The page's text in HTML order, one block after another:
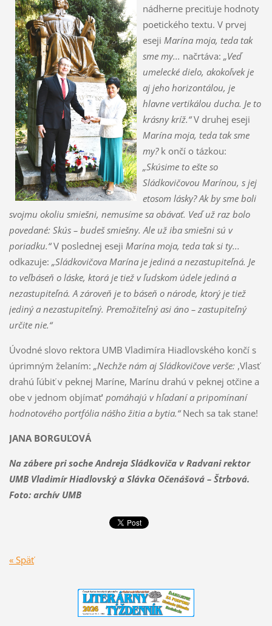
nádherne preciťuje hodnoty
poetického textu. V prvej
eseji Marína moja, teda tak
sme my... načrtáva: „Veď
umelecké dielo, akokoľvek je
aj jeho horizontálou, je
hlavne vertikálou ducha. Je to
krásny kríž.“V druhej eseji
Marína moja, teda tak sme
my? k ončí o tázkou:
„Skúsime to ešte so
Sládkovičovou Marínou, s jej
etosom lásky? Ak by sme boli
svojmu okoliu smiešni, nemusíme sa obávať. Veď už raz bolo
povedané: Skús – budeš smiešny. Ale už iba smiešni sú v
poriadku.“V poslednej eseji Marína moja, teda tak si ty...
odkazuje: „Sládkovičova Marína je jediná a nezastupiteľná. Je
to veľbáseň o láske, ktorá je tiež v ľudskom údele jediná a
nezastupiteľná. A zároveň je to báseň o národe, ktorý je tiež
jediný a nezastupiteľný. Premožiteľný asi áno – zastupiteľný
určite nie.“
Úvodné slovo rektora UMB Vladimíra Hiadlovského končí s
úprimným želaním: „Nechže nám aj Sládkovičove verše: ,Vlasť
drahú ľúbiť v peknej Maríne, Marínu drahú v peknej otčine a
obe v jednom objímať‘ pomáhajú v hľadaní a pripomínaní
hodnotového portfólia nášho žitia a bytia.“Nech sa tak stane!
JANA BORGUĽOVÁ
Na zábere pri soche Andreja Sládkoviča v Radvani rektor
UMB Vladimír Hiadlovský a Slávka Očenášová – Štrbová.
Foto: archív UMB
« Späť